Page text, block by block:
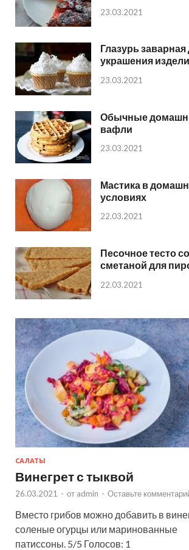
23.03.2021
Глазурь заварная
украшения
23.03.2021
Обычные
вафли
23.03.2021
Мастика в
условиях
22.03.2021
Песочное тесто со
сметаной для
22.03.2021
САЛАТЫ
Винегрет с тыквой
26.03.2021 - от admin - Оставьте
Вместо грибов можно добавить в
соленые огурцы или маринованные
патиссоны. 5/5 Голосов: 1